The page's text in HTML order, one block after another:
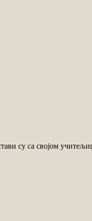
су са својом